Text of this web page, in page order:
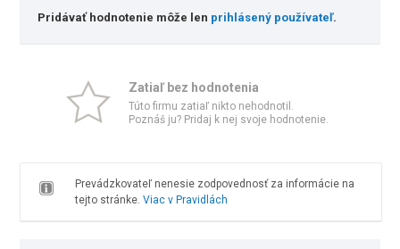
Pridávať hodnotenie môže len prihlásený používateľ.
Zatiaľ bez hodnotenia
Túto firmu zatiaľ nikto nehodnotil.
Poznáš ju? Pridaj k nej svoje hodnotenie.
Prevádzkovateľ nenesie zodpovednosť za informácie na
tejto stránke. Viac v Pravidlách